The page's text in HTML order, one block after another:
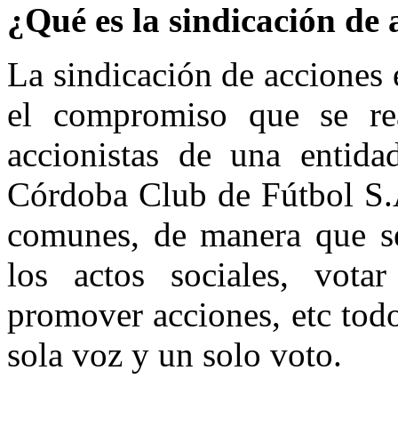
¿Qué es la sindicación de
La sindicación de
el compromiso que se
accionistas de una
Córdoba Club de Fútbol
comunes, de manera que
los actos sociales,
promover acciones, etc
sola voz y un solo voto.